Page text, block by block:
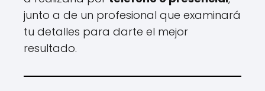
junto a de un profesional que examinará
tu detalles para darte el mejor
resultado.